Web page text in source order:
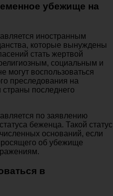
убежище на
иностранным
которые вынуждены
стать жертвой
социальным и
могут воспользоваться
преследования на
последнего
по заявлению
беженца. Такой статус
оснований, если
об убежище
в